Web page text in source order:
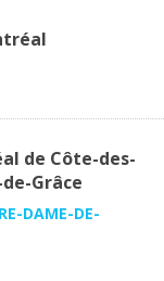
de Côte-des-
Grâce
DAME-DE-